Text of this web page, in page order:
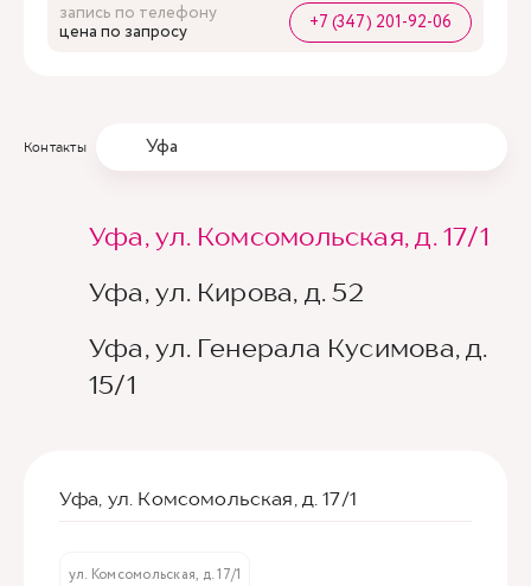
запись по телефону
цена по запросу
+7 (347) 201-92-06
Контакты Уфа
Уфа, ул. Комсомольская, д. 17/1
Уфа, ул. Кирова, д. 52
Уфа, ул. Генерала Кусимова, д.
15/1
Уфа, ул. Комсомольская, д. 17/1
ул. Комсомольская, д. 17/1